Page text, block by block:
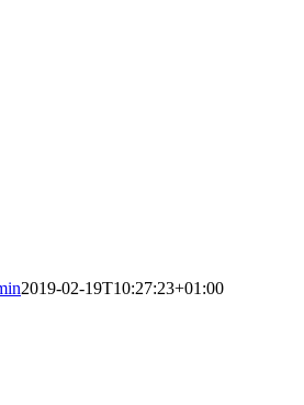
2019-02-19T10:27:23+01:00